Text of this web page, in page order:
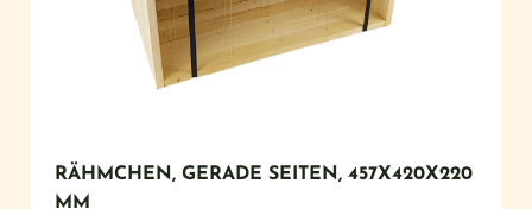
RÄHMCHEN, GERADE SEITEN, 457X420X220
MM